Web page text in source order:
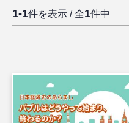
1-1件を表示 / 全1件中